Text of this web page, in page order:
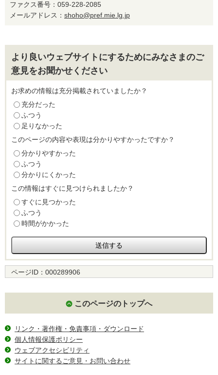
ファクス番号：059-228-2085
メールアドレス： shoho@pref.mie.lg.jp
より良いウェブサイトにするためにみなさまのご
意見をお聞かせください
お求めの情報は充分掲載されていましたか？
充分だった
ふつう
足りなかった
このページの内容や表現は分かりやすかったですか？
分かりやすかった
ふつう
分かりにくかった
この情報はすぐに見つけられましたか？
すぐに見つかった
ふつう
時間がかかった
ページID： 000289906
このページのトップへ
リンク・著作権・免責事項・ダウンロード
個人情報保護ポリシー
ウェブアクセシビリティ
サイトに関するご意見・お問い合わせ